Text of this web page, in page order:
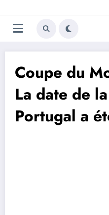
au
contenu
Coupe du
La date de
Portugal a